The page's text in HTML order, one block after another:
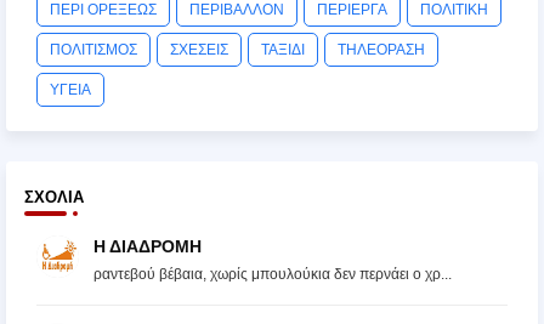
ΠΕΡΙ ΟΡΕΞΕΩΣ ΠΕΡΙΒΑΛΛΟΝ ΠΕΡΙΕΡΓΑ ΠΟΛΙΤΙΚΗ
ΠΟΛΙΤΙΣΜΟΣ ΣΧΕΣΕΙΣ ΤΑΞΙΔΙ ΤΗΛΕΟΡΑΣΗ
ΥΓΕΙΑ
ΣΧΌΛΙΑ
Η ΔΙΑΔΡΟΜΗ
ραντεβού βέβαια, χωρίς μπουλούκια δεν περνάει ο χρ...